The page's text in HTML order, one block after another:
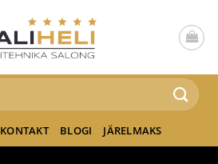
KONTAKT BLOGI JÄRELMAKS